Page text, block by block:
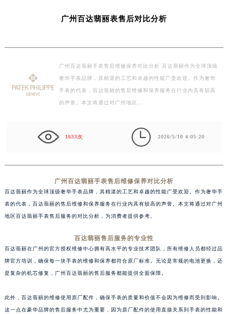
广州百达翡丽表售后对比分析
广州百达翡丽手表售后维修保养对比分析 百达翡丽作为全球顶级
奢华手表品牌，其精湛的工艺和卓越的性能广受欢迎。作为奢华
手表的代表，百达翡丽的售后维修和保养服务在行业内具有较高
的声誉。本文将通过对广州地区…
1633次  2026/5/10 4:05:20
广州百达翡丽手表售后维修保养对比分析
百达翡丽作为全球顶级奢华手表品牌，其精湛的工艺和卓越的性能广受欢迎。作为奢华手
表的代表，百达翡丽的售后维修和保养服务在行业内具有较高的声誉。本文将通过对广州
地区百达翡丽手表售后服务的对比分析，为消费者提供参考。
百达翡丽售后服务的专业性
百达翡丽在广州的官方授权维修中心拥有高水平的专业技术团队，所有维修人员都经过品
牌官方培训，确保每一块手表的维修和保养都符合原厂标准。无论是常规的电池更换，还
是复杂的机芯修复，广州百达翡丽的售后服务都能提供全面保障。
此外，百达翡丽的维修使用原厂配件，确保手表的质量和价值不会因为维修而受到影响。
这一点在豪华品牌的售后服务中尤为重要，因为原厂配件的使用直接关系到手表的性能和